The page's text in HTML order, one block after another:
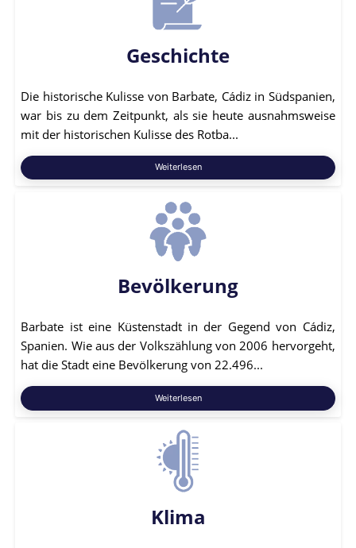
Geschichte
Die historische Kulisse von Barbate, Cádiz in Südspanien,
war bis zu dem Zeitpunkt, als sie heute ausnahmsweise
mit der historischen Kulisse des Rotba...
Weiterlesen
Bevölkerung
Barbate ist eine Küstenstadt in der Gegend von Cádiz,
Spanien. Wie aus der Volkszählung von 2006 hervorgeht,
hat die Stadt eine Bevölkerung von 22.496...
Weiterlesen
Klima